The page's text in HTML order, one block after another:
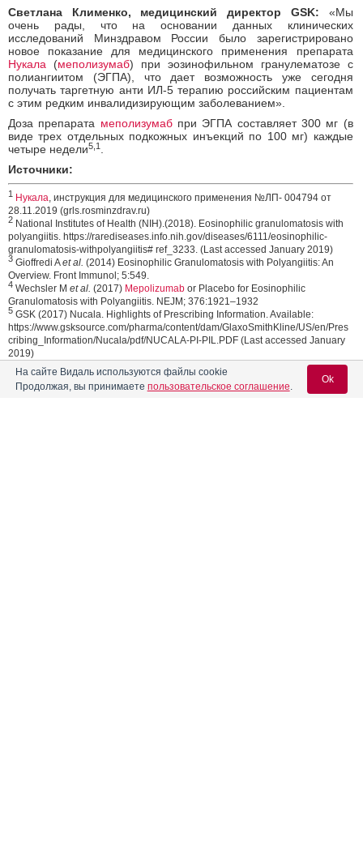
Светлана Клименко, медицинский директор GSK: «Мы
очень рады, что на основании данных клинических
исследований Минздравом России было зарегистрировано
новое показание для медицинского применения препарата
Нукала (меполизумаб) при эозинофильном гранулематозе с
полиангиитом (ЭГПА), что дает возможность уже сегодня
получать таргетную анти ИЛ-5 терапию российским пациентам
с этим редким инвалидизирующим заболеванием».
Доза препарата меполизумабпри ЭГПА составляет 300 мг (в
виде трех отдельных подкожных инъекций по 100 мг) каждые
четыре недели5,1
Источники:
1 Нукала, инструкция для медицинского применения №ЛП- 004794 от
28.11.2019 (grls.rosminzdrav.ru)
2 National Institutes of Health (NIH).(2018). Eosinophilic granulomatosis with
polyangiitis. https://rarediseases.info.nih.gov/diseases/6111/eosinophilic-
granulomatosis-withpolyangiitis# ref_3233. (Last accessed January 2019)
3 Gioffredi Aet al. (2014) Eosinophilic Granulomatosis with Polyangiitis: An
Overview. Front Immunol; 5:549.
4 Wechsler M et al. (2017) Mepolizumab or Placebo for Eosinophilic
Granulomatosis with Polyangiitis. NEJM; 376:1921–1932
5 GSK (2017) Nucala. Highlights of Prescribing Information. Available:
https://www.gsksource.com/pharma/content/dam/GlaxoSmithKline/US/en/Pres
cribing_Information/Nucala/pdf/NUCALA-PI-PIL.PDF (Last accessed January
2019)
23.03.2020
Поделиться
На сайте Видаль используются файлы cookie
Продолжая, вы принимаете пользовательское соглашение.
Ok